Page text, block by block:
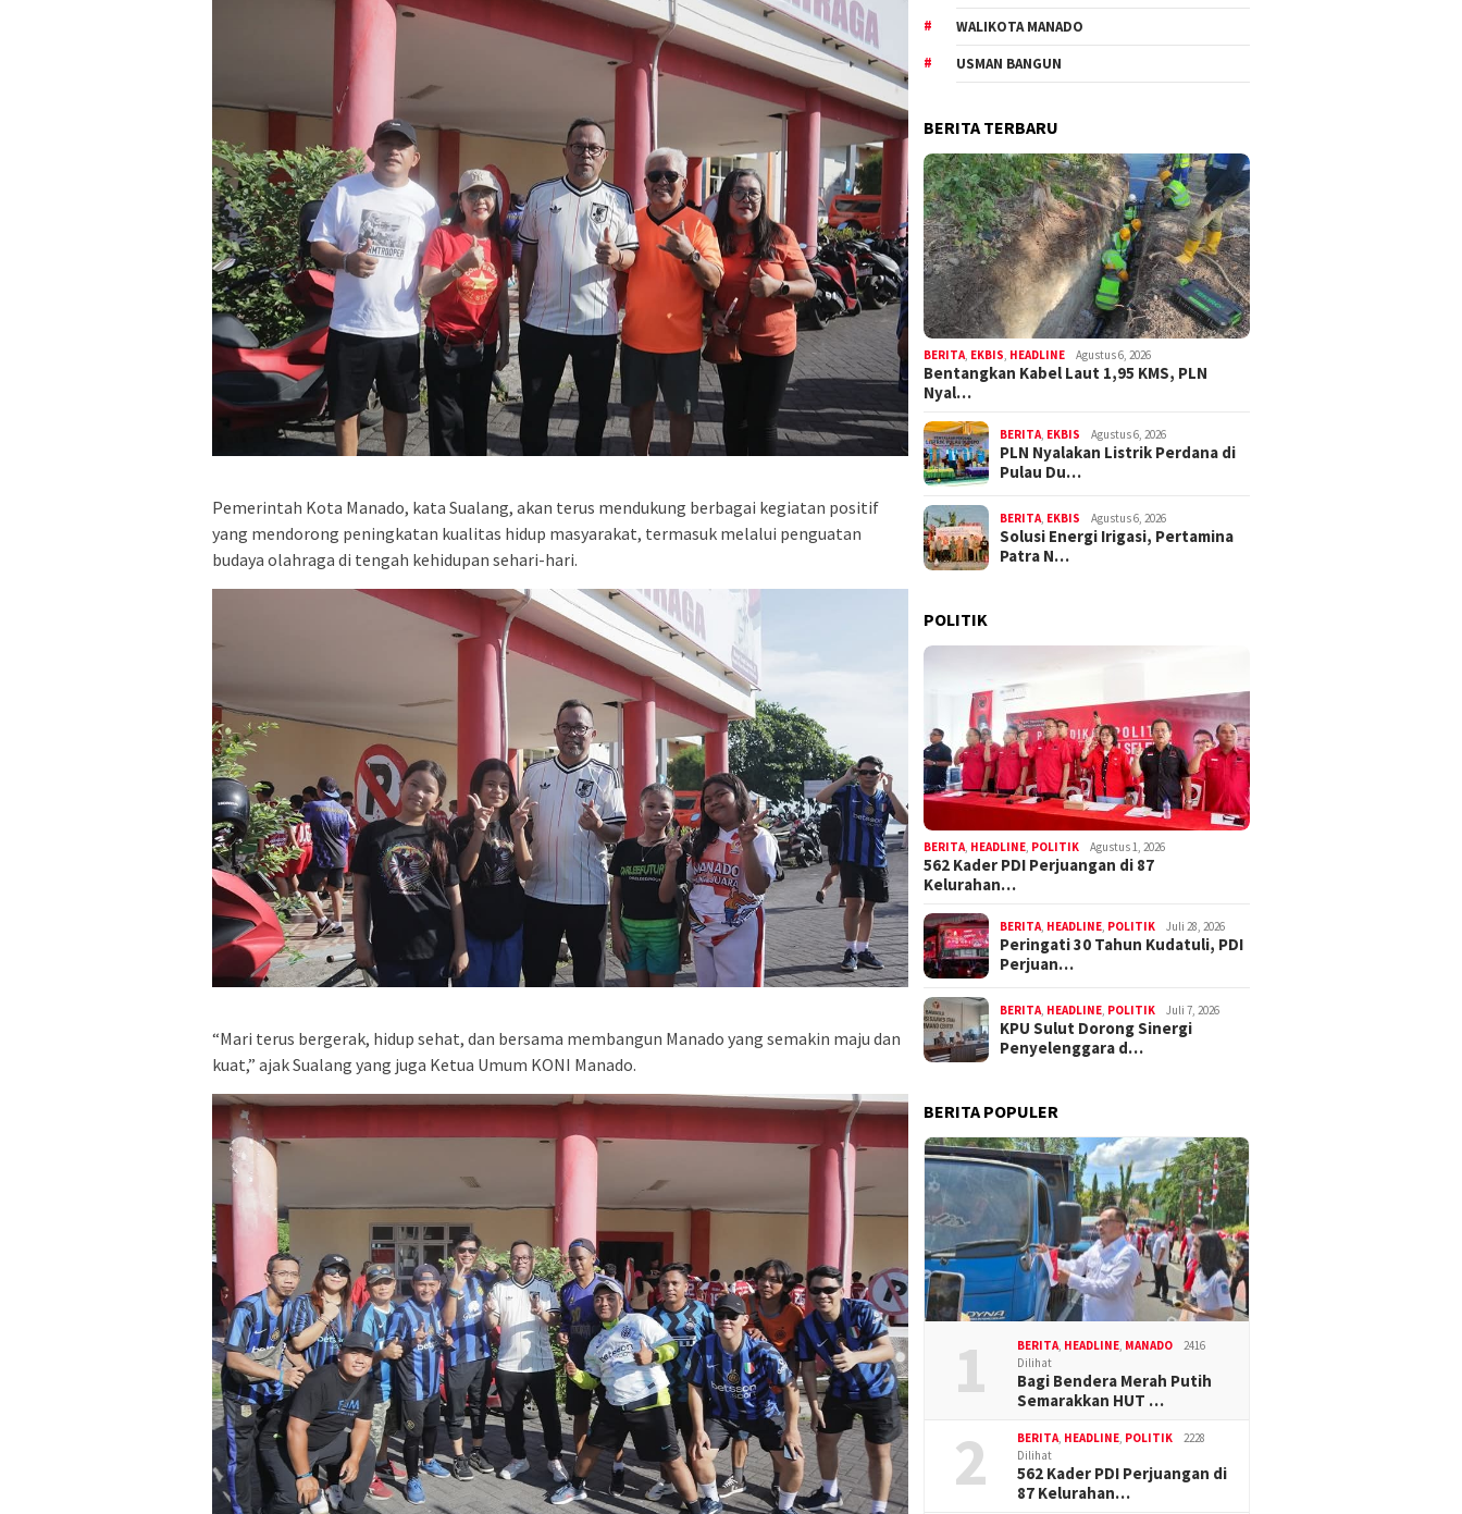
Pemerintah Kota Manado, kata Sualang, akan terus mendukung berbagai kegiatan positif
yang mendorong peningkatan kualitas hidup masyarakat, termasuk melalui penguatan
budaya olahraga di tengah kehidupan sehari-hari.
“Mari terus bergerak, hidup sehat, dan bersama membangun Manado yang semakin maju dan
kuat,” ajak Sualang yang juga Ketua Umum KONI Manado.
WALIKOTA MANADO
USMAN BANGUN
BERITA TERBARU
BERITA EKBIS HEADLINE Agustus 6, 2026
Bentangkan Kabel Laut 1,95 KMS, PLN
Nyal…
BERITA EKBIS Agustus 6, 2026
PLN Nyalakan Listrik Perdana di
Pulau Du…
BERITA EKBIS Agustus 6, 2026
Solusi Energi Irigasi, Pertamina
Patra N…
POLITIK
BERITA HEADLINE POLITIK Agustus 1, 2026
562 Kader PDI Perjuangan di 87
Kelurahan…
BERITA HEADLINE POLITIK Juli 28, 2026
Peringati 30 Tahun Kudatuli, PDI
Perjuan…
BERITA HEADLINE POLITIK Juli 7, 2026
KPU Sulut Dorong Sinergi
Penyelenggara d…
BERITA POPULER
1 BERITA, HEADLINE, MANADO
2416
Dilihat
Bagi Bendera Merah Putih
Semarakkan HUT …
2 BERITA, HEADLINE, POLITIK
2228
Dilihat
562 Kader PDI Perjuangan di
87 Kelurahan…